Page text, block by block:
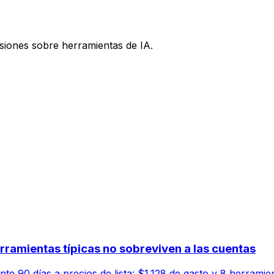
sobre herramientas de IA.
típicas no sobreviven a las cuentas